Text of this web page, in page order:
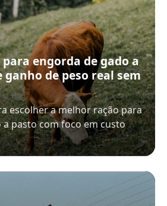
engorda de gado a
ganho de peso real sem
escolher a melhor ração para
pasto com foco em custo